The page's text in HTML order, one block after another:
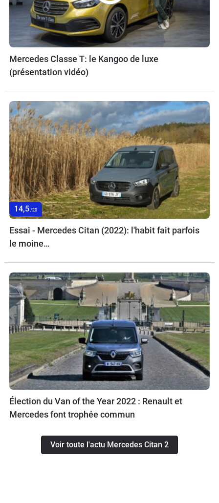
Mercedes Classe T: le Kangoo de luxe
(présentation vidéo)
14,5 /20
Essai - Mercedes Citan (2022): l'habit fait parfois
le moine…
Élection du Van of the Year 2022 : Renault et
Mercedes font trophée commun
Voir toute l'actu Mercedes Citan 2